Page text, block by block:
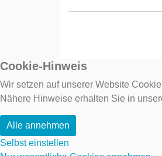
Cookie-Hinweis
Wir setzen auf unserer Website
Nähere Hinweise erhalten Sie in
Alle annehmen
Selbst einstellen